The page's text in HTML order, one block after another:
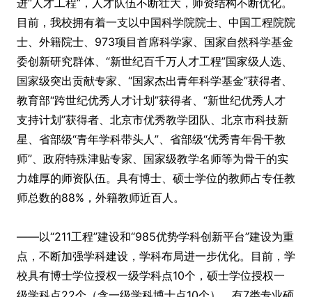
进“人才工程”，人才队伍不断壮大，师资结构不断优化。
目前，我校拥有着一支以中国科学院院士、中国工程院院
士、外籍院士、973项目首席科学家、国家自然科学基金
委创新研究群体、“新世纪百千万人才工程”国家级人选、
国家级突出贡献专家、“国家杰出青年科学基金”获得者、
教育部“跨世纪优秀人才计划”获得者、“新世纪优秀人才
支持计划”获得者、北京市优秀教学团队、北京市科技新
星、省部级“青年学科带头人”、省部级“优秀青年骨干教
师”、政府特殊津贴专家、国家级教学名师等为骨干的实
力雄厚的师资队伍。具有博士、硕士学位的教师占专任教
师总数的88%，外籍教师近百人。
——以“211工程”建设和“985优势学科创新平台”建设为重
点，不断加强学科建设，学科布局进一步优化。目前，学
校具有博士学位授权一级学科点10个，硕士学位授权一